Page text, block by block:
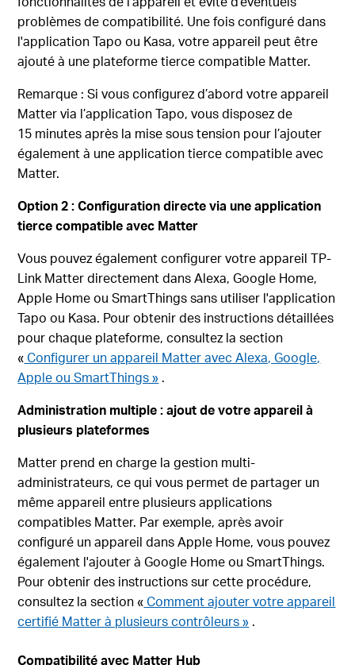
problèmes de compatibilité. Une fois configuré dans
l'application Tapo ou Kasa, votre appareil peut être
ajouté à une plateforme tierce compatible Matter.
Remarque : Si vous configurez d’abord votre appareil
Matter via l’application Tapo, vous disposez de
15 minutes après la mise sous tension pour l’ajouter
également à une application tierce compatible avec
Matter.
Option 2 : Configuration directe via une application
tierce compatible avec Matter
Vous pouvez également configurer votre appareil TP-
Link Matter directement dans Alexa, Google Home,
Apple Home ou SmartThings sans utiliser l'application
Tapo ou Kasa. Pour obtenir des instructions détaillées
pour chaque plateforme, consultez la section
«Configurer un appareil Matter avec Alexa, Google,
Apple ou SmartThings » .
Administration multiple : ajout de votre appareil à
plusieurs plateformes
Matter prend en charge la gestion multi-
administrateurs, ce qui vous permet de partager un
même appareil entre plusieurs applications
compatibles Matter. Par exemple, après avoir
configuré un appareil dans Apple Home, vous pouvez
également l'ajouter à Google Home ou SmartThings.
Pour obtenir des instructions sur cette procédure,
consultez la section «Comment ajouter votre appareil
certifié Matter à plusieurs contrôleurs » .
Compatibilité avec Matter Hub